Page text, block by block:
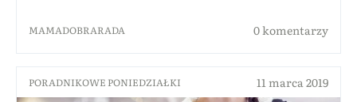
MAMADOBRARADA 0 komentarzy
PORADNIKOWE PONIEDZIAŁKI 11 marca 2019